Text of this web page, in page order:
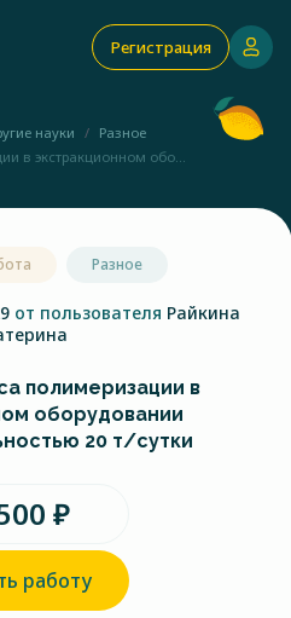
Регистрация
науки
Разное
в экстракционном обо...
Разное
от пользователя Райкина
полимеризации в
оборудовании
20 т/сутки
₽
работу